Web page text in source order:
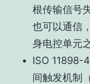
根传输信号
也可以通信
身电控单元
ISO 11898-
间触发机制